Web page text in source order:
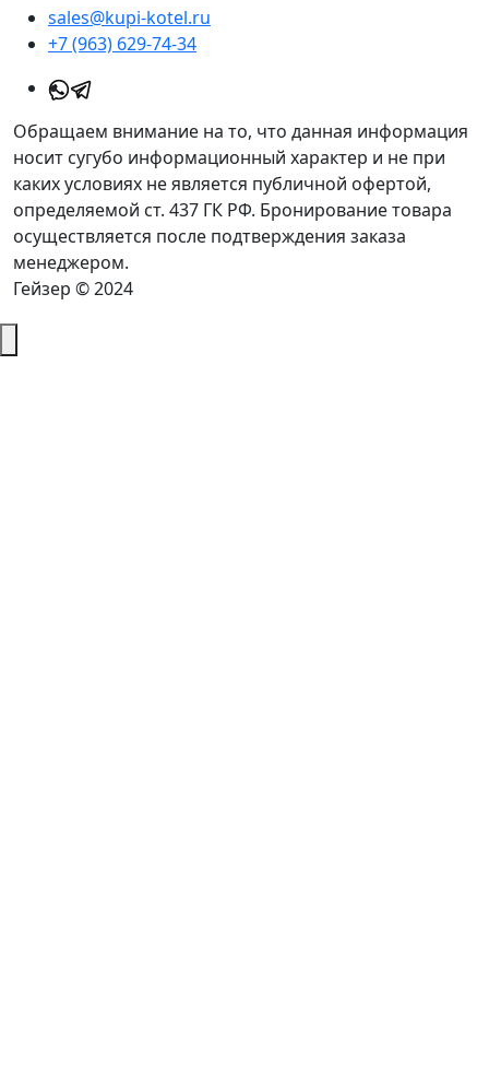
sales@kupi-kotel.ru
+7 (963) 629-74-34
Обращаем внимание на то, что данная информация
носит сугубо информационный характер и не при
каких условиях не является публичной офертой,
определяемой ст. 437 ГК РФ. Бронирование товара
осуществляется после подтверждения заказа
менеджером.
Гейзер © 2024